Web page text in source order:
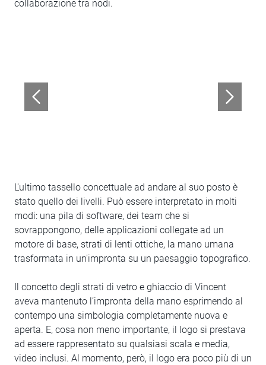
collaborazione tra nodi.
L'ultimo tassello concettuale ad andare al suo posto è
stato quello dei livelli. Può essere interpretato in molti
modi: una pila di software, dei team che si
sovrappongono, delle applicazioni collegate ad un
motore di base, strati di lenti ottiche, la mano umana
trasformata in un'impronta su un paesaggio topografico.
Il concetto degli strati di vetro e ghiaccio di Vincent
aveva mantenuto l’impronta della mano esprimendo al
contempo una simbologia completamente nuova e
aperta. E, cosa non meno importante, il logo si prestava
ad essere rappresentato su qualsiasi scala e media,
video inclusi. Al momento, però, il logo era poco più di un